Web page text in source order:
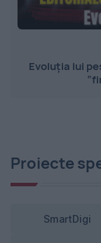
Evoluția lui
Proiecte
SmartDigi